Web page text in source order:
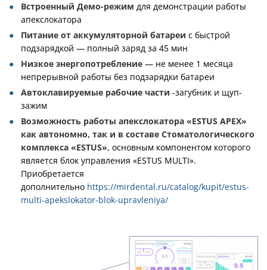
Встроенный Демо-режим для демонстрации работы
апекслокатора
Питание от аккумуляторной батареи с быстрой
подзарядкой — полный заряд за 45 мин
Низкое энергопотребление — не менее 1 месяца
непрерывной работы без подзарядки батареи
Автоклавируемые рабочие части -загубник и щуп-
зажим
Возможность работы апекслокатора «ESTUS АРЕХ»
как автономно, так и в составе Стоматологического
комплекса «ESTUS», основным компонентом которого
является блок управления «ESTUS MULTI».
Приобретается
дополнительно https://mirdental.ru/catalog/kupit/estus-
multi-apekslokator-blok-upravleniya/